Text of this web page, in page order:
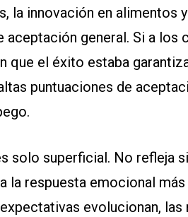
la innovación en alimentos
aceptación general. Si a
que el éxito estaba
puntuaciones de
solo superficial. No refleja
la respuesta emocional
evolucionan,